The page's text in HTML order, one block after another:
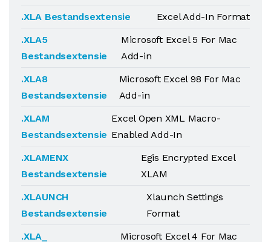
.XLA Bestandsextensie
Excel Add-In Format
.XLA5
Bestandsextensie
Microsoft Excel 5 For Mac
Add-in
.XLA8
Bestandsextensie
Microsoft Excel 98 For Mac
Add-in
.XLAM
Bestandsextensie
Excel Open XML Macro-
Enabled Add-In
.XLAMENX
Bestandsextensie
Egis Encrypted Excel
XLAM
.XLAUNCH
Bestandsextensie
Xlaunch Settings
Format
.XLA_
Microsoft Excel 4 For Mac